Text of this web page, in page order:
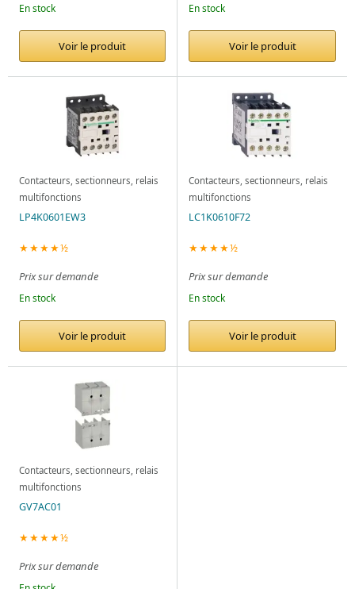
En stock
Voir le produit
En stock
Voir le produit
Contacteurs, sectionneurs, relais
multifonctions
LP4K0601EW3
★★★★½
Prix sur demande
En stock
Voir le produit
Contacteurs, sectionneurs, relais
multifonctions
LC1K0610F72
★★★★½
Prix sur demande
En stock
Voir le produit
Contacteurs, sectionneurs, relais
multifonctions
GV7AC01
★★★★½
Prix sur demande